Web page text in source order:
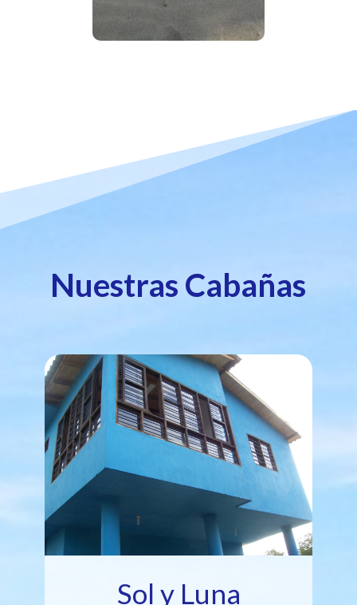
Nuestras Cabañas
Sol y Luna